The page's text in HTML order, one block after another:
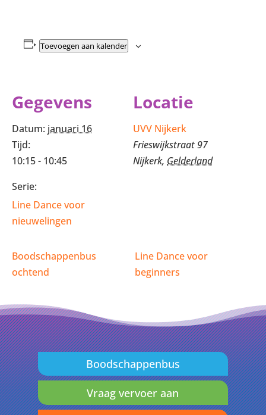
Toevoegen aan kalender
Gegevens
Datum: januari 16
Tijd:
10:15 - 10:45
Serie:
Line Dance voor
nieuwelingen
Locatie
UVV Nijkerk
Frieswijkstraat 97
Nijkerk, Gelderland
Boodschappenbus
ochtend
Line Dance voor
beginners
Boodschappenbus
Vraag vervoer aan